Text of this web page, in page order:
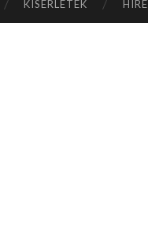
KÍSÉRLETEK